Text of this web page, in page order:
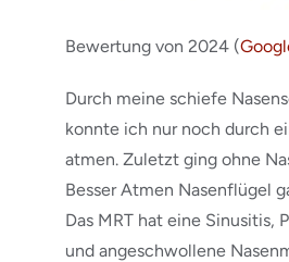
Bewertung von 2024 (
Durch meine schiefe
konnte ich nur noch durch
atmen. Zuletzt ging ohne
Besser Atmen Nasenflügel
Das MRT hat eine Sinusitis,
und angeschwollene